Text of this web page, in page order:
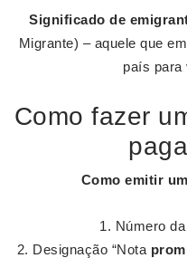
Significado de
Migrante) – aquele que
país para
Como fazer
Como emitir
Número
Designação “Nota